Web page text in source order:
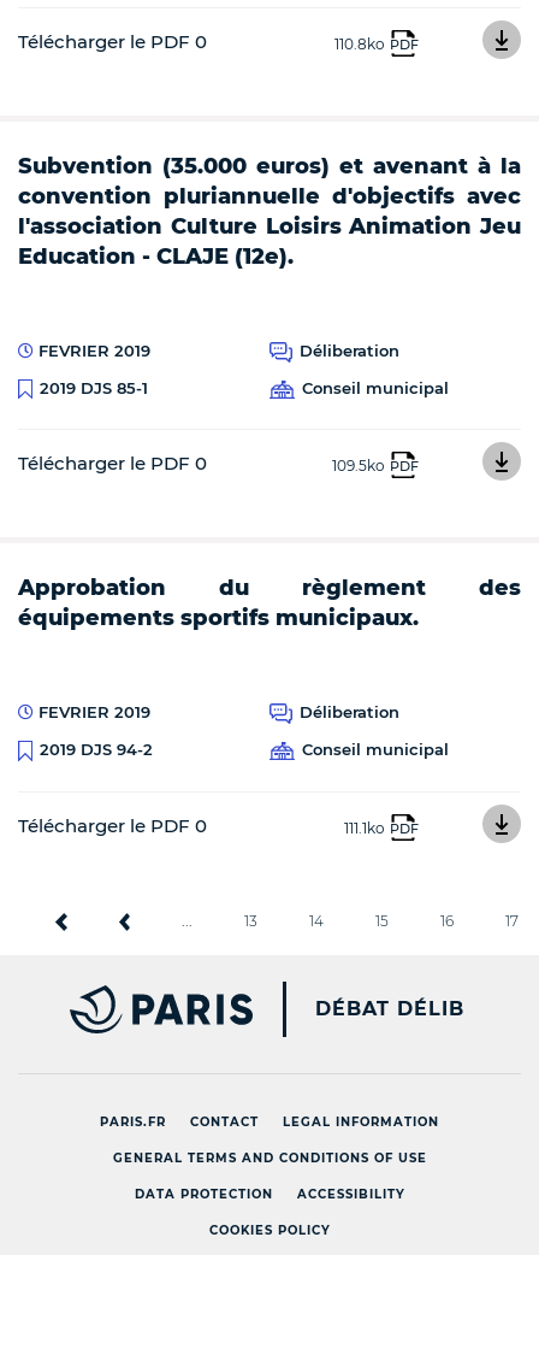
Télécharger le PDF 0 110.8ko PDF
Subvention (35.000 euros) et avenant à la
convention pluriannuelle d'objectifs avec
l'association Culture Loisirs Animation Jeu
Education - CLAJE (12e).
FEVRIER 2019
Déliberation
2019 DJS 85-1
Conseil municipal
Télécharger le PDF 0 109.5ko PDF
Approbation du règlement des
équipements sportifs municipaux.
FEVRIER 2019
Déliberation
2019 DJS 94-2
Conseil municipal
Télécharger le PDF 0 111.1ko PDF
... 13 14 15 16 17
PARIS.FR [NEW
DÉBAT DÉLIB
PARIS.FR CONTACT LEGAL INFORMATION
GENERAL TERMS AND CONDITIONS OF USE
DATA PROTECTION ACCESSIBILITY
COOKIES POLICY